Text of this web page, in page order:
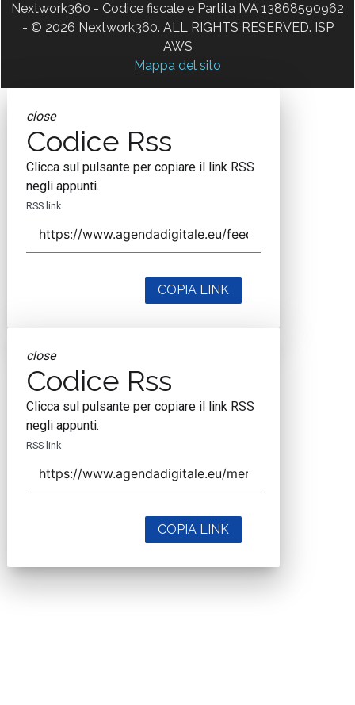
Nextwork360 - Codice fiscale e Partita IVA 13868590962
- © 2026 Nextwork360. ALL RIGHTS RESERVED. ISP
AWS
Mappa del sito
close
Codice Rss
Clicca sul pulsante per copiare il link RSS
negli appunti.
RSS link
COPIA LINK
close
Codice Rss
Clicca sul pulsante per copiare il link RSS
negli appunti.
RSS link
COPIA LINK